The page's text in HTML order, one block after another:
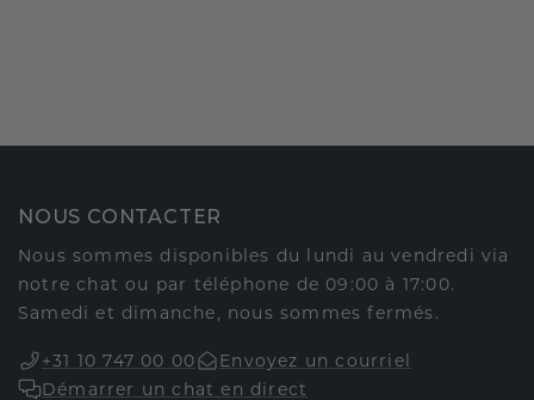
NOUS CONTACTER
Nous sommes disponibles du lundi au vendredi via
notre chat ou par téléphone de 09:00 à 17:00.
Samedi et dimanche, nous sommes fermés.
+31 10 747 00 00
Envoyez un courriel
Démarrer un chat en direct